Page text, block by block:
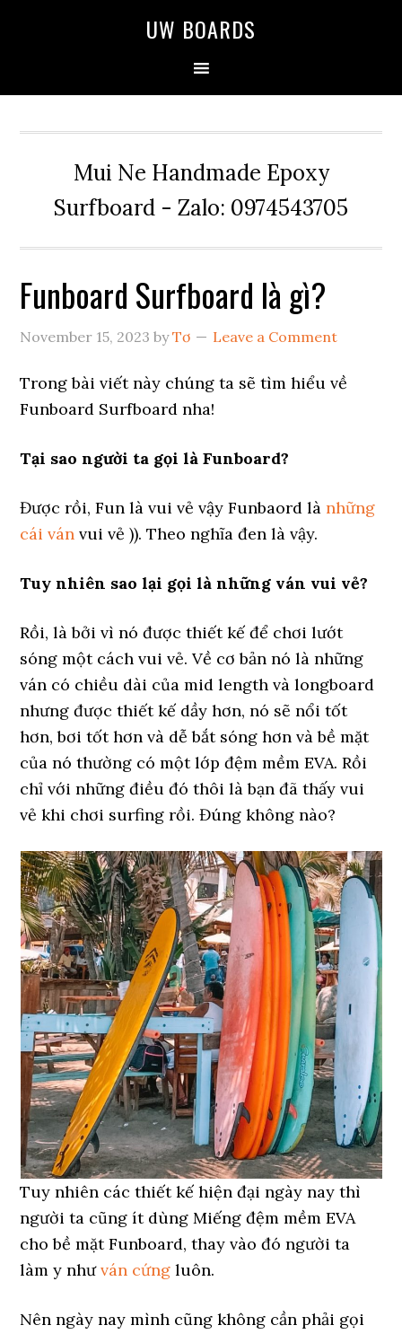
UW BOARDS
Mui Ne Handmade Epoxy
Surfboard - Zalo: 0974543705
Funboard Surfboard là gì?
November 15, 2023 byTơ Leave a Comment
Trong bài viết này chúng ta sẽ tìm hiểu về
Funboard Surfboard nha!
Tại sao người ta gọi là Funboard?
Được rồi, Fun là vui vẻ vậy Funbaord lànhững
cái ván vui vẻ )). Theo nghĩa đen là vậy.
Tuy nhiên sao lại gọi là những ván vui vẻ?
Rồi, là bởi vì nó được thiết kế để chơi lướt
sóng một cách vui vẻ. Về cơ bản nó là những
ván có chiều dài của mid length và longboard
nhưng được thiết kế dầy hơn, nó sẽ nổi tốt
hơn, bơi tốt hơn và dễ bắt sóng hơn và bề mặt
của nó thường có một lớp đệm mềm EVA. Rồi
chỉ với những điều đó thôi là bạn đã thấy vui
vẻ khi chơi surfing rồi. Đúng không nào?
Tuy nhiên các thiết kế hiện đại ngày nay thì
người ta cũng ít dùng Miếng đệm mềm EVA
cho bề mặt Funboard, thay vào đó người ta
làm y nhưván cứng luôn.
Nên ngày nay mình cũng không cần phải gọi